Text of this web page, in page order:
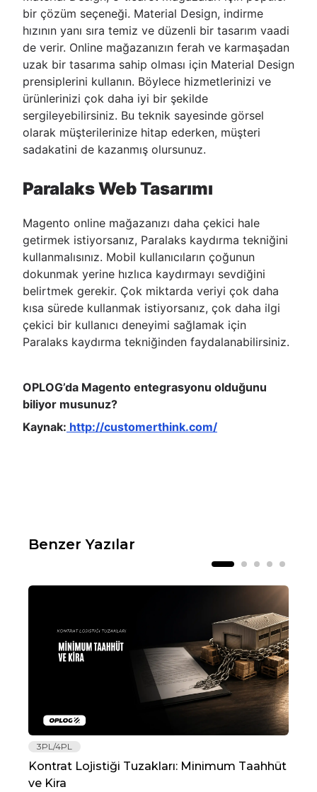
bir çözüm seçeneği. Material Design, indirme
hızının yanı sıra temiz ve düzenli bir tasarım vaadi
de verir. Online mağazanızın ferah ve karmaşadan
uzak bir tasarıma sahip olması için Material Design
prensiplerini kullanın. Böylece hizmetlerinizi ve
ürünlerinizi çok daha iyi bir şekilde
sergileyebilirsiniz. Bu teknik sayesinde görsel
olarak müşterilerinize hitap ederken, müşteri
sadakatini de kazanmış olursunuz.
Paralaks Web Tasarımı
Magento online mağazanızı daha çekici hale
getirmek istiyorsanız, Paralaks kaydırma tekniğini
kullanmalısınız. Mobil kullanıcıların çoğunun
dokunmak yerine hızlıca kaydırmayı sevdiğini
belirtmek gerekir. Çok miktarda veriyi çok daha
kısa sürede kullanmak istiyorsanız, çok daha ilgi
çekici bir kullanıcı deneyimi sağlamak için
Paralaks kaydırma tekniğinden faydalanabilirsiniz.
OPLOG’da Magento entegrasyonu olduğunu
biliyor musunuz?
Kaynak: http://customerthink.com/
Benzer Yazılar
3PL/4PL
Kontrat Lojistiği Tuzakları: Minimum Taahhüt
ve Kira